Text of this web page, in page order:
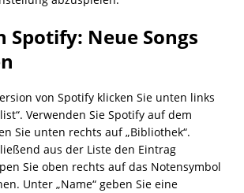
Spotify: Neue Songs
von Spotify klicken Sie unten links
Verwenden Sie Spotify auf dem
Sie unten rechts auf „Bibliothek“.
aus der Liste den Eintrag
Sie oben rechts auf das Notensymbol
Unter „Name“ geben Sie eine